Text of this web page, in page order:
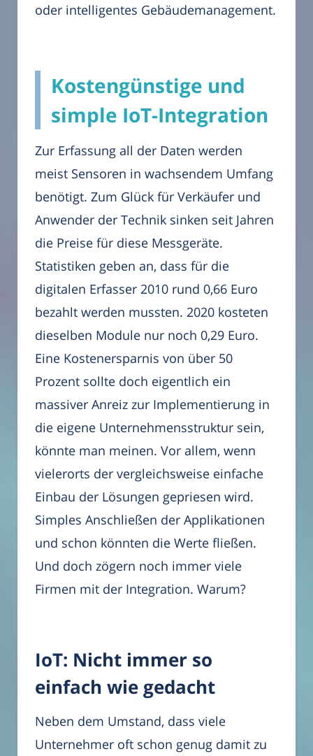
oder intelligentes Gebäudemanagement.
Kostengünstige und
simple IoT-Integration
Zur Erfassung all der Daten werden
meist Sensoren in wachsendem Umfang
benötigt. Zum Glück für Verkäufer und
Anwender der Technik sinken seit Jahren
die Preise für diese Messgeräte.
Statistiken geben an, dass für die
digitalen Erfasser 2010 rund 0,66 Euro
bezahlt werden mussten. 2020 kosteten
dieselben Module nur noch 0,29 Euro.
Eine Kostenersparnis von über 50
Prozent sollte doch eigentlich ein
massiver Anreiz zur Implementierung in
die eigene Unternehmensstruktur sein,
könnte man meinen. Vor allem, wenn
vielerorts der vergleichsweise einfache
Einbau der Lösungen gepriesen wird.
Simples Anschließen der Applikationen
und schon könnten die Werte fließen.
Und doch zögern noch immer viele
Firmen mit der Integration. Warum?
IoT: Nicht immer so
einfach wie gedacht
Neben dem Umstand, dass viele
Unternehmer oft schon genug damit zu